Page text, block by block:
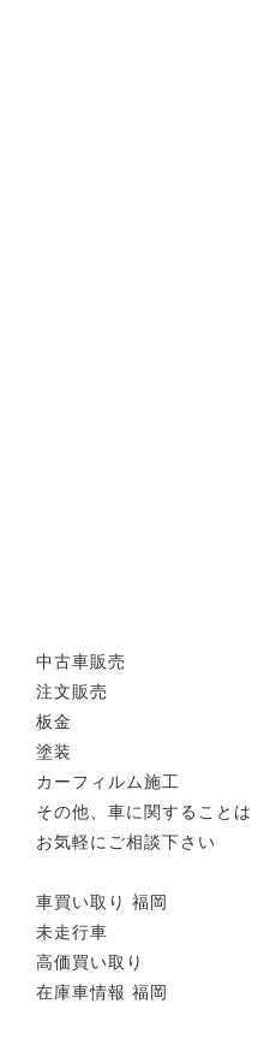
中古車販売
注文販売
板金
塗装
カーフィルム施工
その他、車に関することは
お気軽にご相談下さい
車買い取り 福岡
未走行車
高価買い取り
在庫車情報 福岡